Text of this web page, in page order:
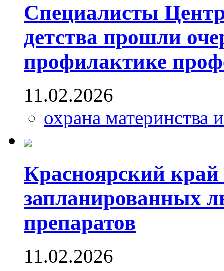
Специалисты
детства прошли
профилактике
11.02.2026
охрана материнства
Красноярский
запланированных
препаратов
11.02.2026